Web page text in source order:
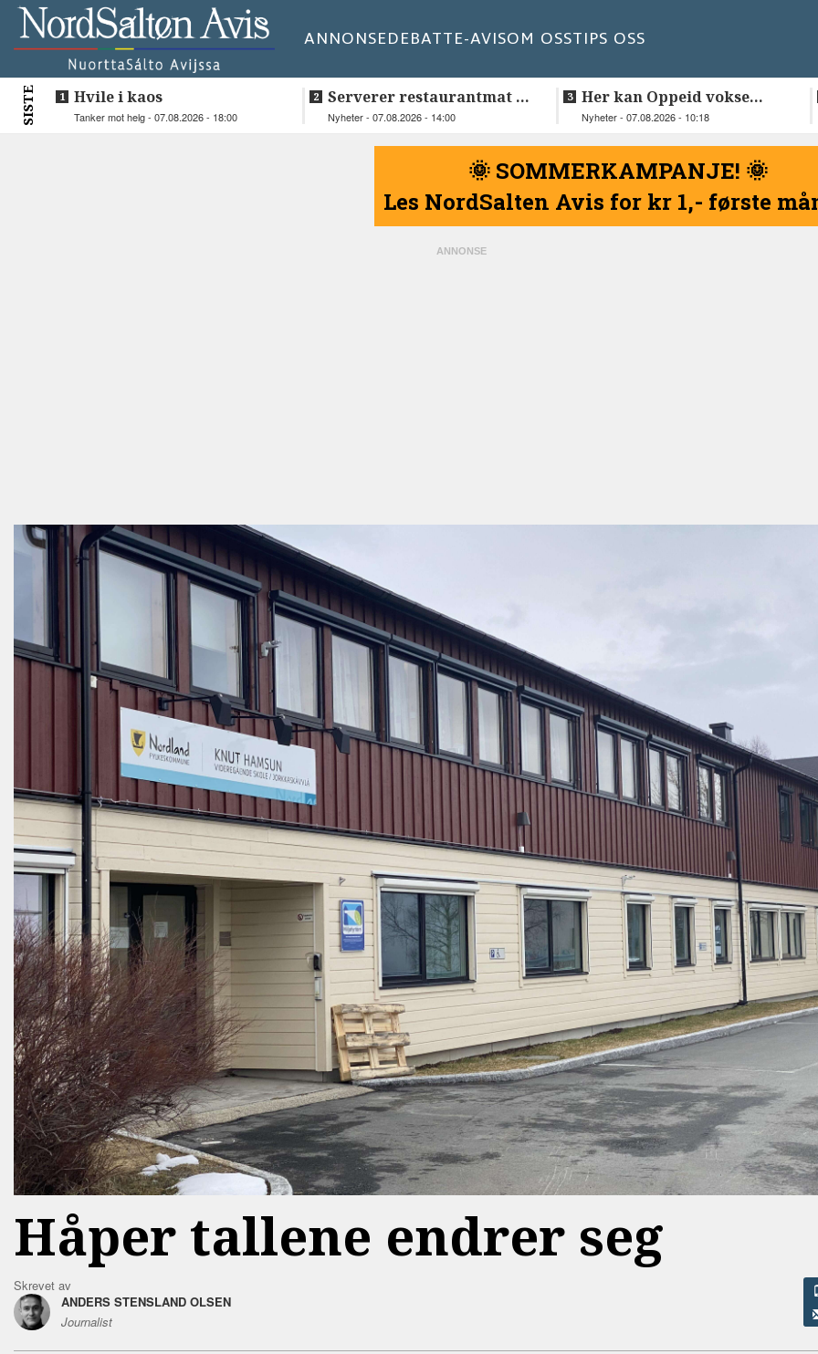
ANNONSEDEBATTE-AVISOM OSSTIPS OSS
SISTE Hvile i kaos
Tanker mot helg - 07.08.2026 - 18:00
Serverer restaurantmat til
beboerne
Nyheter - 07.08.2026 - 14:00
Her kan Oppeid vokse
videre
Nyheter - 07.08.2026 - 10:18
🌞 SOMMERKAMPANJE! 🌞
Les NordSalten Avis for kr 1,- første
Håper tallene endrer seg
Skrevet av
ANDERS STENSLAND OLSEN
Journalist